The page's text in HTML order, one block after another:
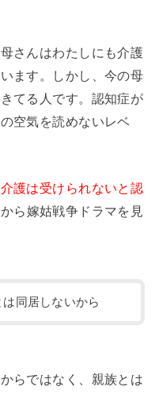
さんはわたしにも介護
ます。しかし、今の母
てる人です。認知症が
空気を読めないレベ
護は受けられないと認
ら嫁姑戦争ドラマを見
同居しないから
らではなく、親族とは